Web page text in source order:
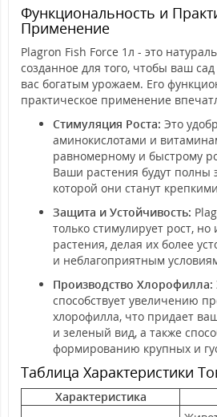
Функциональность и
Применение
Plagron Fish Force 1л - это
созданное для того, чтобы ваш
вас богатым урожаем. Его
практическое применение
Стимуляция Роста: Это
аминокислотами и
равномерному и быстрому
Ваши растения будут полны
которой они станут
Защита и Устойчивость:
только стимулирует рост, но
растения, делая их более
и неблагоприятным
Производство Хлорофилла:
способствует увеличению
хлорофилла, что придает
и зеленый вид, а также
формированию крупных и
Таблица Характеристики
Характеристика